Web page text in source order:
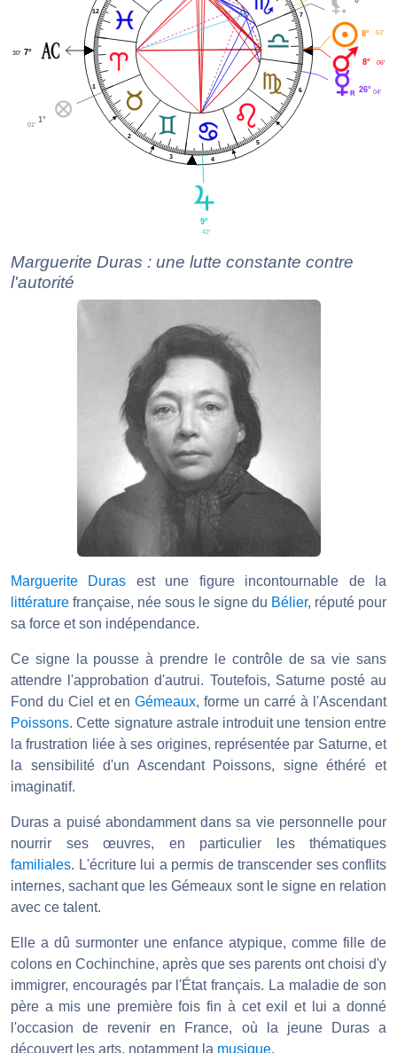
1
2
3 4
5
6
7
12
8° 06'
8° 51'
7°
30'
1°
01'
9°
42'
26° 04'
Marguerite Duras : une lutte constante contre
l'autorité
Marguerite Duras est une figure incontournable de la
littérature française, née sous le signe du Bélier, réputé pour
sa force et son indépendance.
Ce signe la pousse à prendre le contrôle de sa vie sans
attendre l'approbation d'autrui. Toutefois, Saturne posté au
Fond du Ciel et en Gémeaux, forme un carré à l'Ascendant
Poissons. Cette signature astrale introduit une tension entre
la frustration liée à ses origines, représentée par Saturne, et
la sensibilité d'un Ascendant Poissons, signe éthéré et
imaginatif.
Duras a puisé abondamment dans sa vie personnelle pour
nourrir ses œuvres, en particulier les thématiques
familiales. L'écriture lui a permis de transcender ses conflits
internes, sachant que les Gémeaux sont le signe en relation
avec ce talent.
Elle a dû surmonter une enfance atypique, comme fille de
colons en Cochinchine, après que ses parents ont choisi d'y
immigrer, encouragés par l'État français. La maladie de son
père a mis une première fois fin à cet exil et lui a donné
l'occasion de revenir en France, où la jeune Duras a
découvert les arts, notamment la musique.